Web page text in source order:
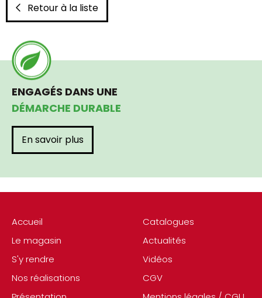
Retour à la liste
Accueil
Le magasin
S'y rendre
Nos réalisations
Catalogues
Actualités
Vidéos
CGV
ENGAGÉS DANS UNE
DÉMARCHE DURABLE
En savoir plus